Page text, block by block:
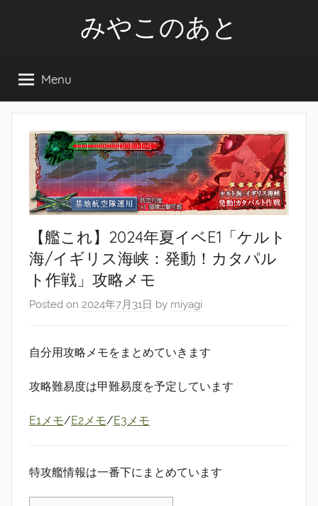
みやこのあと
Menu
【艦これ】2024年夏イベE1「ケルト
海/イギリス海峡：発動！カタパル
ト作戦」攻略メモ
Posted on 2024年7月31日 by miyagi
自分用攻略メモをまとめていきます
攻略難易度は甲難易度を予定しています
E1メモ/E2メモ/E3メモ
特攻艦情報は一番下にまとめています